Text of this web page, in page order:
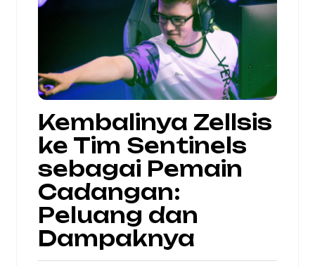
Kembalinya Zellsis
ke Tim Sentinels
sebagai Pemain
Cadangan:
Peluang dan
Dampaknya